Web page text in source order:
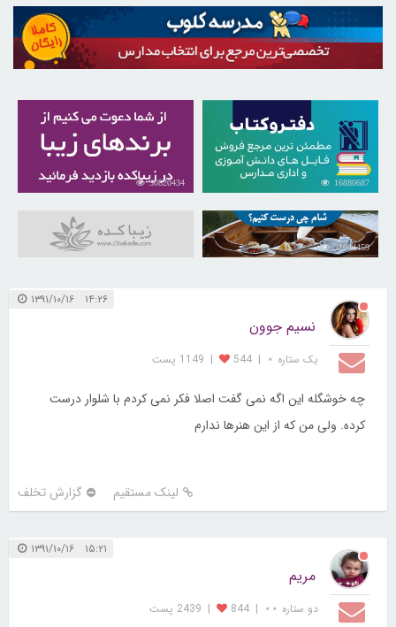
16880687
30820434
31044459
۱۴:۲۶ ۱۳۹۱/۱۰/۱۶
نسیم جوون
یک ستاره ⋆ |
544
| 1149 پست
چه خوشگله این اگه نمی گفت اصلا فکر نمی کردم با شلوار درست
کرده. ولی من که از این هنرها ندارم
لینک مستقیم گزارش تخلف
۱۵:۲۱ ۱۳۹۱/۱۰/۱۶
مریم
دو ستاره ⋆⋆ |
844
| 2439 پست